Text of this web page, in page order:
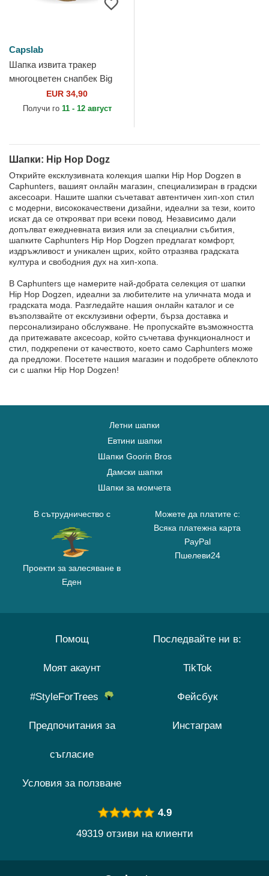
Capslab
Шапка извита тракер
многоцветен снапбек Big
Boy BIGB Hip Hop Dogz от
Capslab
EUR 34,90
Получи го 11 - 12 август
Шапки: Hip Hop Dogz
Открийте ексклузивната колекция шапки Hip Hop Dogzen в
Caphunters, вашият онлайн магазин, специализиран в градски
аксесоари. Нашите шапки съчетават автентичен хип-хоп стил
с модерни, висококачествени дизайни, идеални за тези, които
искат да се открояват при всеки повод. Независимо дали
допълват ежедневната визия или за специални събития,
шапките Caphunters Hip Hop Dogzen предлагат комфорт,
издръжливост и уникален щрих, който отразява градската
култура и свободния дух на хип-хопа.
В Caphunters ще намерите най-добрата селекция от шапки
Hip Hop Dogzen, идеални за любителите на уличната мода и
градската мода. Разгледайте нашия онлайн каталог и се
възползвайте от ексклузивни оферти, бърза доставка и
персонализирано обслужване. Не пропускайте възможността
да притежавате аксесоар, който съчетава функционалност и
стил, подкрепени от качеството, което само Caphunters може
да предложи. Посетете нашия магазин и подобрете облеклото
си с шапки Hip Hop Dogzen!
Летни шапки
Евтини шапки
Шапки Goorin Bros
Дамски шапки
Шапки за момчета
В сътрудничество с
Проекти за залесяване в
Еден
Можете да платите с:
Всяка платежна карта
PayPal
Пшелеви24
Помощ
Моят акаунт
#StyleForTrees
Предпочитания за
съгласие
Условия за ползване
Последвайте ни в:
TikTok
Фейсбук
Инстаграм
4.9
49319 отзиви на клиенти